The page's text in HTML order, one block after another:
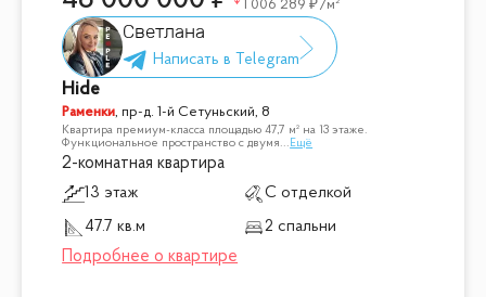
1 006 289 /м²
Светлана
Hide
Раменки,пр-д. 1-й Сетуньский, 8
Квартира премиум-класса площадью 47,7 м² на 13 этаже.
Функциональное пространство с двумя... Ещё
2-комнатная квартира
13 этаж
С отделкой
47.7 кв.м
2 спальни